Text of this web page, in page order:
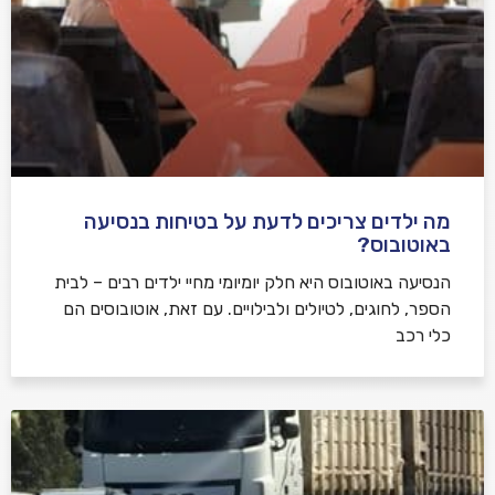
מה ילדים צריכים לדעת על בטיחות בנסיעה
באוטובוס?
הנסיעה באוטובוס היא חלק יומיומי מחיי ילדים רבים – לבית
הספר, לחוגים, לטיולים ולבילויים. עם זאת, אוטובוסים הם
כלי רכב